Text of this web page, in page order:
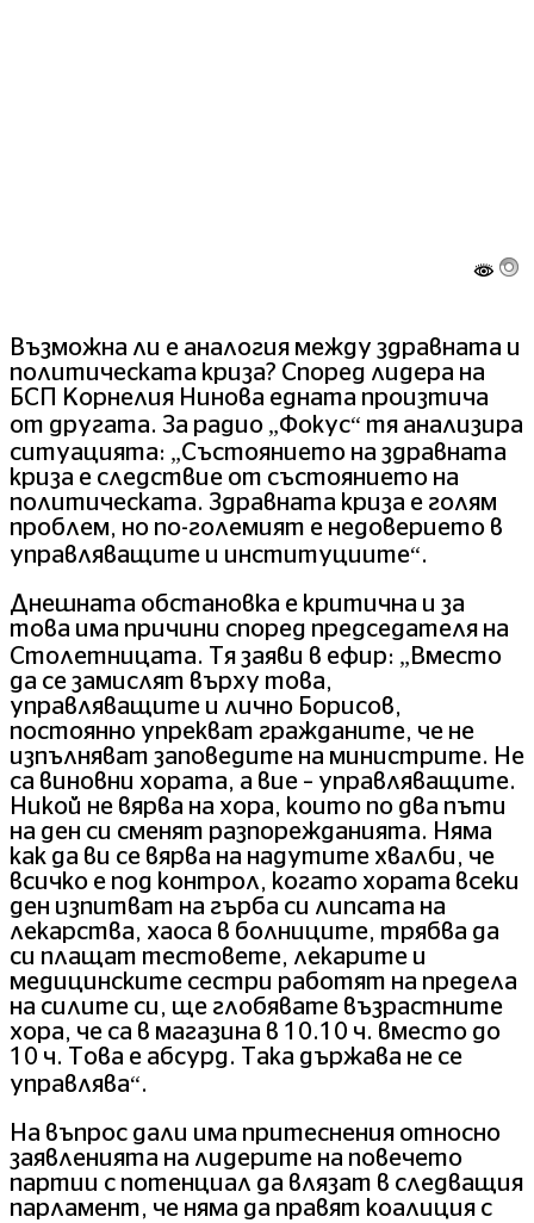
Възможна ли е аналогия между здравната и
политическата криза? Според лидера на
БСП Корнелия Нинова едната произтича
от другата. За радио „Фокус“ тя анализира
ситуацията: „Състоянието на здравната
криза е следствие от състоянието на
политическата. Здравната криза е голям
проблем, но по-големият е недоверието в
управляващите и институциите“.
Днешната обстановка е критична и за
това има причини според председателя на
Столетницата. Тя заяви в ефир: „Вместо
да се замислят върху това,
управляващите и лично Борисов,
постоянно упрекват гражданите, че не
изпълняват заповедите на министрите. Не
са виновни хората, а вие – управляващите.
Никой не вярва на хора, които по два пъти
на ден си сменят разпорежданията. Няма
как да ви се вярва на надутите хвалби, че
всичко е под контрол, когато хората всеки
ден изпитват на гърба си липсата на
лекарства, хаоса в болниците, трябва да
си плащат тестовете, лекарите и
медицинските сестри работят на предела
на силите си, ще глобявате възрастните
хора, че са в магазина в 10.10 ч. вместо до
10 ч. Това е абсурд. Така държава не се
управлява“.
На въпрос дали има притеснения относно
заявленията на лидерите на повечето
партии с потенциал да влязат в следващия
парламент, че няма да правят коалиция с